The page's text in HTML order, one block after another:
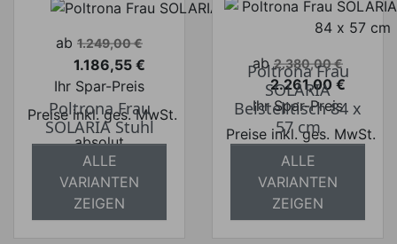
Verkaufspreis
ab 1.249,00 €
Preis
1.186,55 €
Ihr Spar-Preis
Preise inkl. ges. MwSt.
absolut
versandkostenfrei
Poltrona Frau
SOLARIA Stuhl
ALLE
VARIANTEN
ZEIGEN
Verkaufspreis
ab 2.380,00 €
Preis
2.261,00 €
Ihr Spar-Preis
Preise inkl. ges. MwSt.
absolut
versandkostenfrei
Poltrona Frau
SOLARIA
Beistelltisch 84 x
57 cm
ALLE
VARIANTEN
ZEIGEN